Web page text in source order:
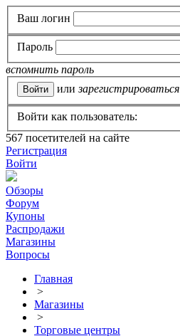
Ваш логин
Пароль
вспомнить пароль
или зарегистрироваться
Войти как пользователь:
567 посетителей на сайте
Регистрация
Войти
Обзоры
Форум
Купоны
Распродажи
Магазины
Вопросы
Главная
>
Магазины
>
Торговые центры